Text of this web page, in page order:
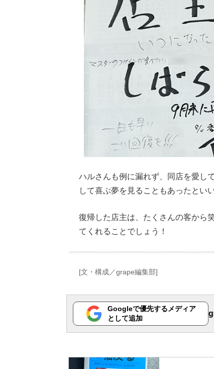
ハルさんも例に漏れず、同店を愛し
して喜ぶ夢を見ることもあったといい
復帰した店主は、たくさんの客から
てくれることでしょう！
[文・構成／grape編集部]
Googleで優先するメディア
として追加